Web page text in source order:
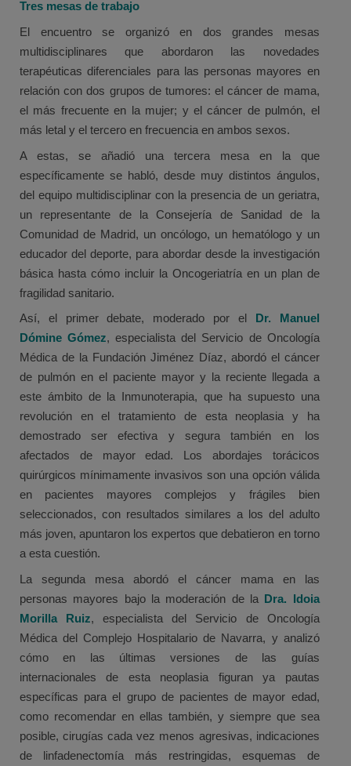
Tres mesas de trabajo
El encuentro se organizó en dos grandes mesas
multidisciplinares que abordaron las novedades
terapéuticas diferenciales para las personas mayores en
relación con dos grupos de tumores: el cáncer de mama,
el más frecuente en la mujer; y el cáncer de pulmón, el
más letal y el tercero en frecuencia en ambos sexos.
A estas, se añadió una tercera mesa en la que
específicamente se habló, desde muy distintos ángulos,
del equipo multidisciplinar con la presencia de un geriatra,
un representante de la Consejería de Sanidad de la
Comunidad de Madrid, un oncólogo, un hematólogo y un
educador del deporte, para abordar desde la investigación
básica hasta cómo incluir la Oncogeriatría en un plan de
fragilidad sanitario.
Así, el primer debate, moderado por elDr. Manuel
Dómine Gómez, especialista del Servicio de Oncología
Médica de la Fundación Jiménez Díaz, abordó el cáncer
de pulmón en el paciente mayor y la reciente llegada a
este ámbito de la Inmunoterapia, que ha supuesto una
revolución en el tratamiento de esta neoplasia y ha
demostrado ser efectiva y segura también en los
afectados de mayor edad. Los abordajes torácicos
quirúrgicos mínimamente invasivos son una opción válida
en pacientes mayores complejos y frágiles bien
seleccionados, con resultados similares a los del adulto
más joven, apuntaron los expertos que debatieron en torno
a esta cuestión.
La segunda mesa abordó el cáncer mama en las
personas mayores bajo la moderación de la Dra. Idoia
Morilla Ruiz, especialista del Servicio de Oncología
Médica del Complejo Hospitalario de Navarra, y analizó
cómo en las últimas versiones de las guías
internacionales de esta neoplasia figuran ya pautas
específicas para el grupo de pacientes de mayor edad,
como recomendar en ellas también, y siempre que sea
posible, cirugías cada vez menos agresivas, indicaciones
de linfadenectomía más restringidas, esquemas de